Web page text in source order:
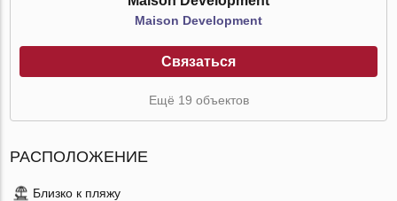
Maison Development
Связаться
Ещё 19 объектов
РАСПОЛОЖЕНИЕ
Близко к пляжу